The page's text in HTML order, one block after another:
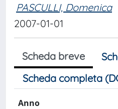
PASCULLI, Domenica
2007-01-01
Scheda breve
Scheda completa
Anno